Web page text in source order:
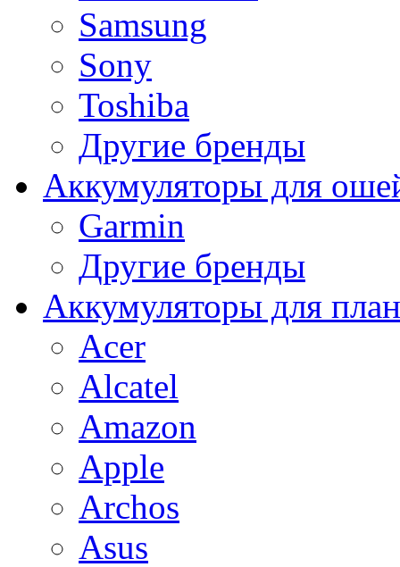
Samsung
Sony
Toshiba
Другие бренды
Аккумуляторы для
Garmin
Другие бренды
Аккумуляторы для
Acer
Alcatel
Amazon
Apple
Archos
Asus